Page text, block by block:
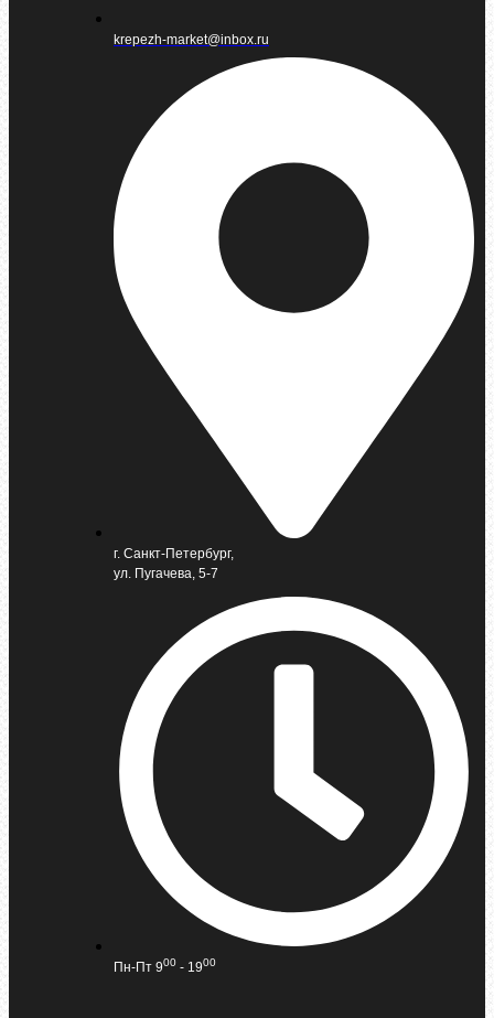
krepezh-market@inbox.ru
г. Санкт-Петербург,
ул. Пугачева, 5-7
Пн-Пт 900 - 1900